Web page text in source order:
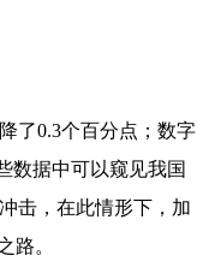
了0.3个百分点；数字
数据中可以窥见我国
击，在此情形下，加
路。